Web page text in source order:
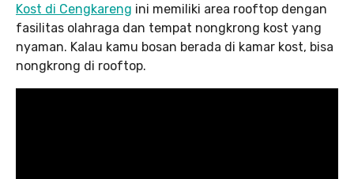
Kost di Cengkareng ini memiliki area rooftop dengan
fasilitas olahraga dan tempat nongkrong kost yang
nyaman. Kalau kamu bosan berada di kamar kost, bisa
nongkrong di rooftop.